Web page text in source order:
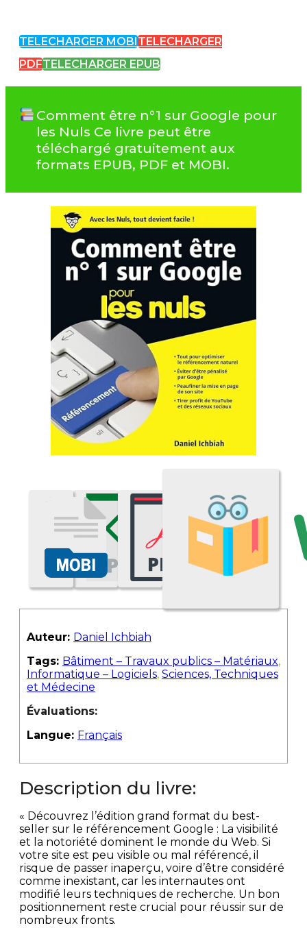
TELECHARGER MOBI TELECHARGER
PDFTELECHARGER EPUB
Comment être n°1 sur Google pour
les Nuls Ce livre peut être
téléchargé gratuitement aux
formats EPUB, PDF et MOBI.
Auteur: Daniel Ichbiah
Tags: Bâtiment – Travaux publics – Matériaux,
Informatique – Logiciels, Sciences, Techniques
et Médecine
Évaluations:
Langue: Français
Description du livre:
« Découvrez l’édition grand format du best-
seller sur le référencement Google : La visibilité
et la notoriété dominent le monde du Web. Si
votre site est peu visible ou mal référencé, il
risque de passer inaperçu, voire d’être considéré
comme inexistant, car les internautes ont
modifié leurs techniques de recherche. Un bon
positionnement reste crucial pour réussir sur de
nombreux fronts.